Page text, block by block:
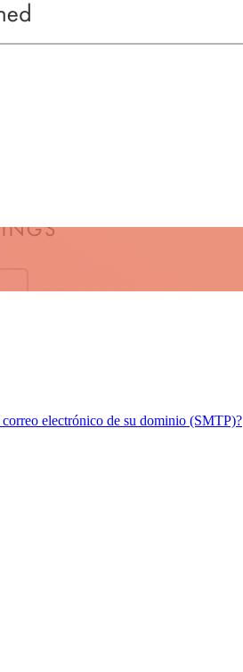
electrónico de su dominio (SMTP)?